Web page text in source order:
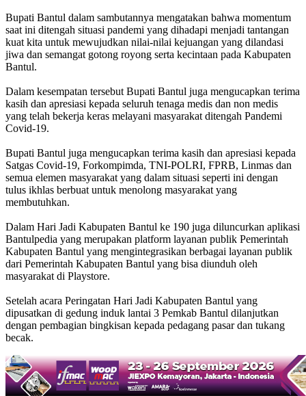
Bupati Bantul dalam sambutannya mengatakan bahwa momentum
saat ini ditengah situasi pandemi yang dihadapi menjadi tantangan
kuat kita untuk mewujudkan nilai-nilai kejuangan yang dilandasi
jiwa dan semangat gotong royong serta kecintaan pada Kabupaten
Bantul.
Dalam kesempatan tersebut Bupati Bantul juga mengucapkan terima
kasih dan apresiasi kepada seluruh tenaga medis dan non medis
yang telah bekerja keras melayani masyarakat ditengah Pandemi
Covid-19.
Bupati Bantul juga mengucapkan terima kasih dan apresiasi kepada
Satgas Covid-19, Forkompimda, TNI-POLRI, FPRB, Linmas dan
semua elemen masyarakat yang dalam situasi seperti ini dengan
tulus ikhlas berbuat untuk menolong masyarakat yang
membutuhkan.
Dalam Hari Jadi Kabupaten Bantul ke 190 juga diluncurkan aplikasi
Bantulpedia yang merupakan platform layanan publik Pemerintah
Kabupaten Bantul yang mengintegrasikan berbagai layanan publik
dari Pemerintah Kabupaten Bantul yang bisa diunduh oleh
masyarakat di Playstore.
Setelah acara Peringatan Hari Jadi Kabupaten Bantul yang
dipusatkan di gedung induk lantai 3 Pemkab Bantul dilanjutkan
dengan pembagian bingkisan kepada pedagang pasar dan tukang
becak.